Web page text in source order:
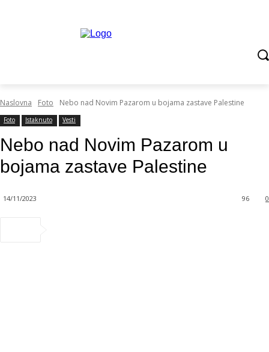
Naslovna Foto Nebo nad Novim Pazarom u bojama zastave Palestine
Foto Istaknuto Vesti
Nebo nad Novim Pazarom u
bojama zastave Palestine
14/11/2023 0
96